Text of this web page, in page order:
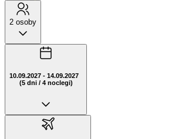
2 osoby
10.09.2027 - 14.09.2027
(5 dni / 4 noclegi)